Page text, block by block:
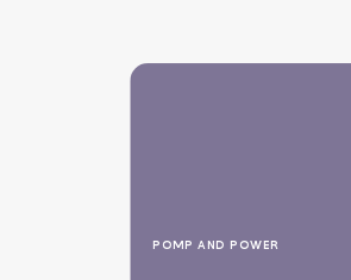
POMP AND POWER